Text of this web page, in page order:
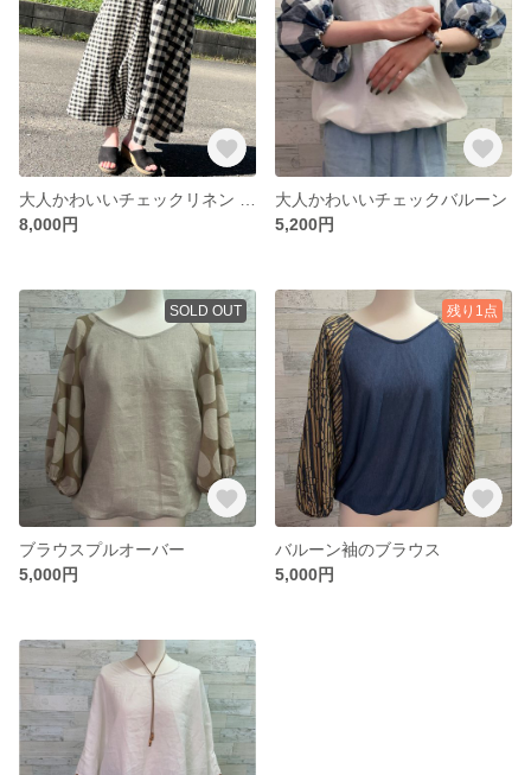
8,000円
大人かわいいチェックバルーン
5,200円
SOLD OUT
ブラウスプルオーバー
5,000円
残り1点
バルーン袖のブラウス
5,000円